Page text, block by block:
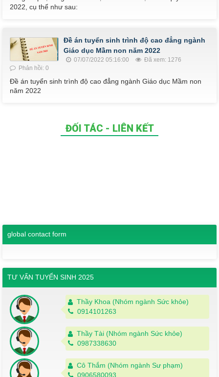
2022, cụ thể như sau:
Đề án tuyển sinh trình độ cao đẳng ngành
Giáo dục Mầm non năm 2022
07/07/2022 05:16:00
Đã xem: 1276
Phản hồi: 0
Đề án tuyển sinh trình độ cao đẳng ngành Giáo dục Mầm non
năm 2022
ĐỐI TÁC - LIÊN KẾT
global contact form
TƯ VẤN TUYỂN SINH 2025
Thầy Khoa (Nhóm ngành Sức khỏe)
0914101263
Thầy Tài (Nhóm ngành Sức khỏe)
0987338630
Cô Thắm (Nhóm ngành Sư phạm)
0906580093